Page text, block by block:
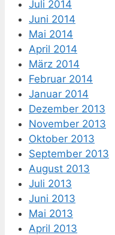
Juli 2014
Juni 2014
Mai 2014
April 2014
März 2014
Februar 2014
Januar 2014
Dezember 2013
November 2013
Oktober 2013
September 2013
August 2013
Juli 2013
Juni 2013
Mai 2013
April 2013